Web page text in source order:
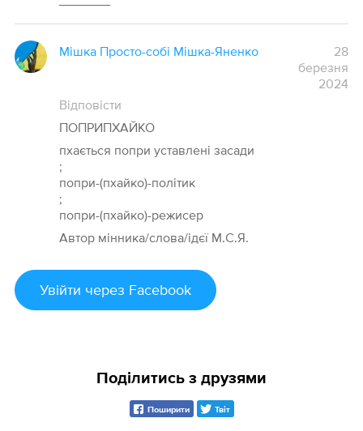
Мішка Просто-собі Мішка-Яненко
28
березня
2024
Відповісти
ПОПРИПХАЙКО
пхається попри уставлені засади
;
попри-(пхайко)-політик
;
попри-(пхайко)-режисер
Автор мінника/слова/ідєї М.С.Я.
Увійти через Facebook
Поділитись з друзями
Поширити Твіт